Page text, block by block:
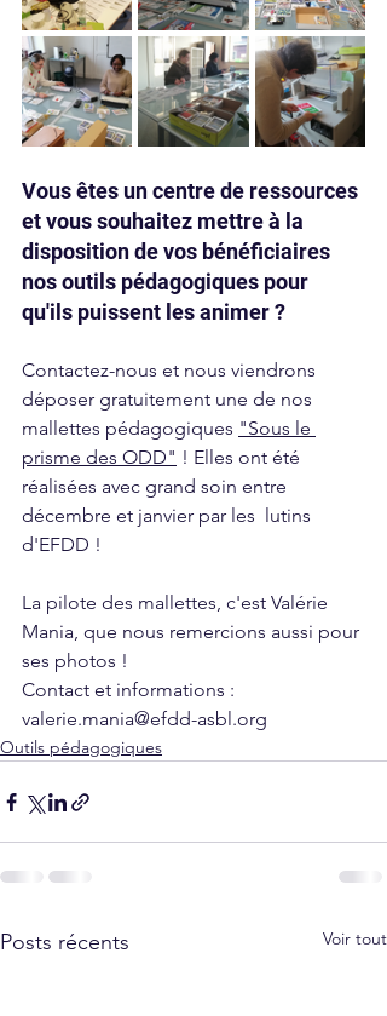
Vous êtes un centre de ressources
et vous souhaitez mettre à la
disposition de vos bénéficiaires
nos outils pédagogiques pour
qu'ils puissent les animer ?
Contactez-nous et nous viendrons
déposer gratuitement une de nos
mallettes pédagogiques "Sous le
prisme des ODD" ! Elles ont été
réalisées avec grand soin entre
décembre et janvier par les  lutins
d'EFDD !
La pilote des mallettes, c'est Valérie
Mania, que nous remercions aussi pour
ses photos !
Contact et informations :
valerie.mania@efdd-asbl.org
Outils pédagogiques
Posts récents Voir tout